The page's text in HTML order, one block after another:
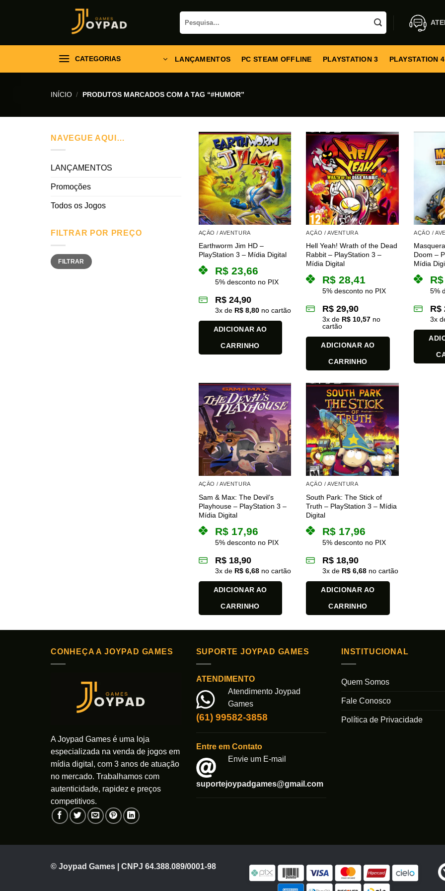
Pesquisar
por:
CATEGORIAS LANÇAMENTOS PC STEAM OFFLINE PLAYSTATION 3 PLAYSTATION 4
INÍCIO / PRODUTOS MARCADOS COM A TAG “#HUMOR”
NAVEGUE AQUI…
LANÇAMENTOS
Promoções
Todos os Jogos
FILTRAR POR PREÇO
Preço
mínimo
Preço
máximo
FILTRAR
AÇÃO / AVENTURA
Earthworm Jim HD –
PlayStation 3 – Mídia Digital
R$23,66
5% desconto no PIX
R$24,90
3x de R$8,80no cartão
ADICIONAR AO
CARRINHO
AÇÃO / AVENTURA
Hell Yeah! Wrath of the Dead
Rabbit – PlayStation 3 –
Mídia Digital
R$ 28,41
5% desconto no PIX
R$ 29,90
3x de R$ 10,57 no
cartão
ADICIONAR AO
CARRINHO
AÇÃO /
Doom –
Mídia
R$
5%
R$
3x
AÇÃO / AVENTURA
Sam & Max: The Devil’s
Playhouse – PlayStation 3 –
Mídia Digital
R$17,96
5% desconto no PIX
R$18,90
3x de R$6,68no cartão
ADICIONAR AO
CARRINHO
AÇÃO / AVENTURA
South Park: The Stick of
Truth – PlayStation 3 – Mídia
Digital
R$ 17,96
5% desconto no PIX
R$ 18,90
3x de R$ 6,68 no cartão
ADICIONAR AO
CARRINHO
CONHEÇA A JOYPAD GAMES
A Joypad Games é uma loja
especializada na venda de jogos em
mídia digital, com 3 anos de atuação
no mercado. Trabalhamos com
autenticidade, rapidez e preços
competitivos.
SUPORTE JOYPAD GAMES
ATENDIMENTO
Atendimento Joypad
Games
(61) 99582-3858
Entre em Contato
Envie um E-mail
suportejoypadgames@gmail.com
INSTITUCIONAL
Quem Somos
Fale Conosco
Política de Privacidade
© Joypad Games | CNPJ 64.388.089/0001-98